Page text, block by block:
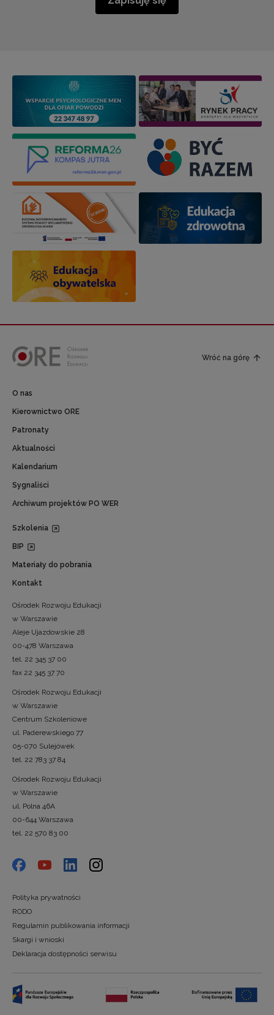
Wróć na górę
O nas
Kierownictwo ORE
Patronaty
Aktualności
Kalendarium
Sygnaliści
Archiwum projektów PO WER
Szkolenia
BIP
Materiały do pobrania
Kontakt
Ośrodek Rozwoju Edukacji
w Warszawie
Aleje Ujazdowskie 28
00-478 Warszawa
tel. 22 345 37 00
fax 22 345 37 70
Ośrodek Rozwoju Edukacji
w Warszawie
Centrum Szkoleniowe
ul. Paderewskiego 77
05-070 Sulejówek
tel. 22 783 37 84
Ośrodek Rozwoju Edukacji
w Warszawie
ul. Polna 46A
00-644 Warszawa
tel. 22 570 83 00
Polityka prywatności
RODO
Regulamin publikowania informacji
Skargi i wnioski
Deklaracja dostępności serwisu